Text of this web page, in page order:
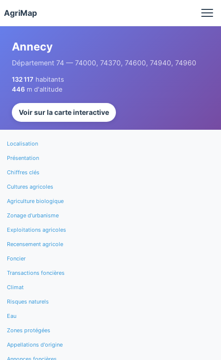
AgriMap
Annecy
Département 74 — 74000, 74370, 74600, 74940, 74960
132 117 habitants
446 m d'altitude
Voir sur la carte interactive
Localisation
Présentation
Chiffres clés
Cultures agricoles
Agriculture biologique
Zonage d'urbanisme
Exploitations agricoles
Recensement agricole
Foncier
Transactions foncières
Climat
Risques naturels
Eau
Zones protégées
Appellations d'origine